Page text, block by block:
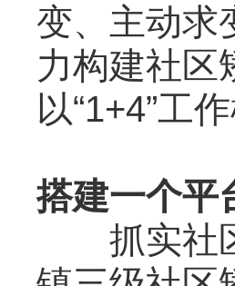
变、主动求
力构建社区
以“1+4”工
搭建一个平
抓实社区